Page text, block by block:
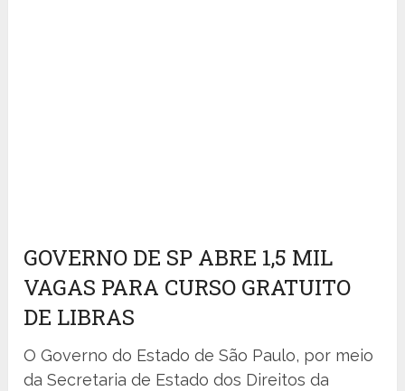
GOVERNO DE SP ABRE 1,5 MIL
VAGAS PARA CURSO GRATUITO
DE LIBRAS
O Governo do Estado de São Paulo, por meio
da Secretaria de Estado dos Direitos da